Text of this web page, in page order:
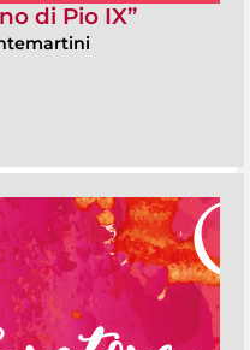
di Pio IX”